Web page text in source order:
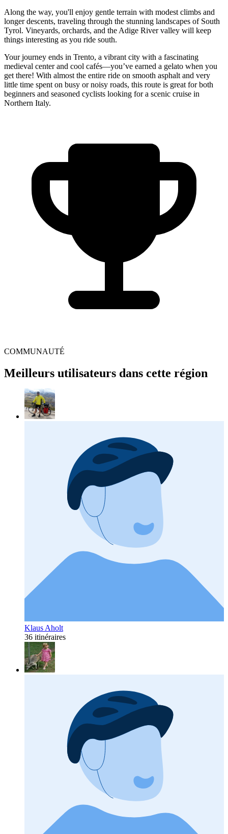
Along the way, you'll enjoy gentle terrain with modest climbs and
longer descents, traveling through the stunning landscapes of South
Tyrol. Vineyards, orchards, and the Adige River valley will keep
things interesting as you ride south.
Your journey ends in Trento, a vibrant city with a fascinating
medieval center and cool cafés—you’ve earned a gelato when you
get there! With almost the entire ride on smooth asphalt and very
little time spent on busy or noisy roads, this route is great for both
beginners and seasoned cyclists looking for a scenic cruise in
Northern Italy.
COMMUNAUTÉ
Meilleurs utilisateurs dans cette région
Klaus Aholt
36 itinéraires